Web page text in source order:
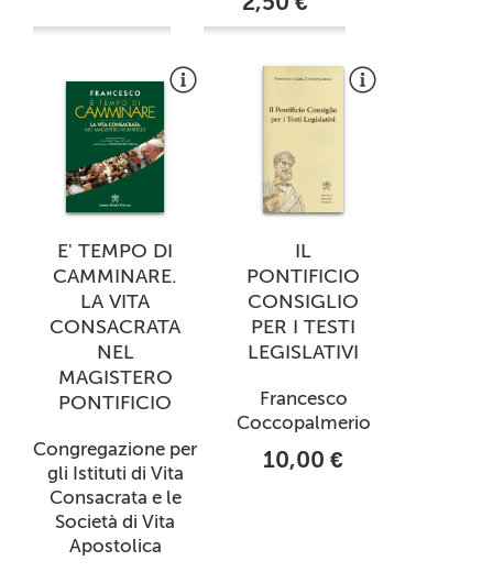
E' TEMPO DI
CAMMINARE.
LA VITA
CONSACRATA
NEL
MAGISTERO
PONTIFICIO
Congregazione per
gli Istituti di Vita
Consacrata e le
Società di Vita
Apostolica
IL
PONTIFICIO
CONSIGLIO
PER I TESTI
LEGISLATIVI
Francesco
Coccopalmerio
10,00 €